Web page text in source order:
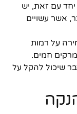
עם זאת, יש
אשר עשויים
על רמות
חמים.
שיכול להקל על